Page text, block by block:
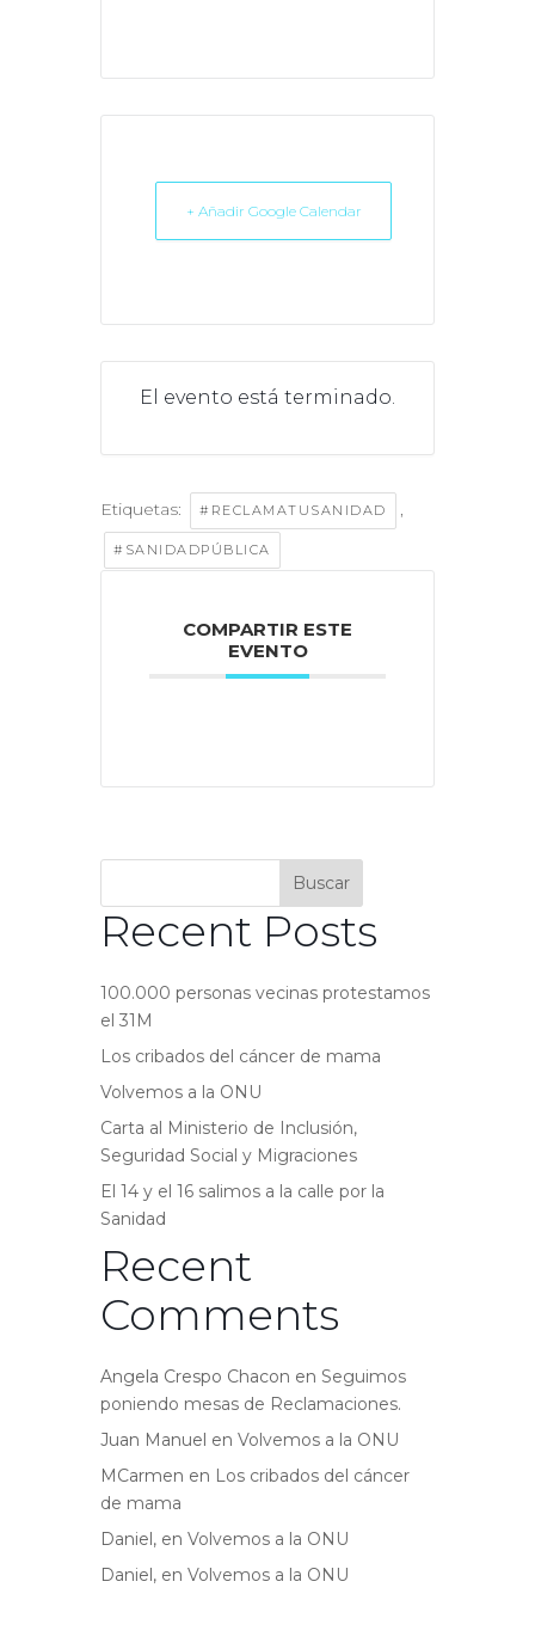
+ Añadir Google Calendar
El evento está terminado.
Etiquetas: #RECLAMATUSANIDAD
#SANIDADPÚBLICA
COMPARTIR ESTE
EVENTO
Buscar
Recent Posts
100.000 personas vecinas protestamos
el 31M
Los cribados del cáncer de mama
Volvemos a la ONU
Carta al Ministerio de Inclusión,
Seguridad Social y Migraciones
El 14 y el 16 salimos a la calle por la
Sanidad
Recent
Comments
Angela Crespo Chacon en Seguimos
poniendo mesas de Reclamaciones.
Juan Manuel en Volvemos a la ONU
MCarmen en Los cribados del cáncer
de mama
Daniel, en Volvemos a la ONU
Daniel, en Volvemos a la ONU